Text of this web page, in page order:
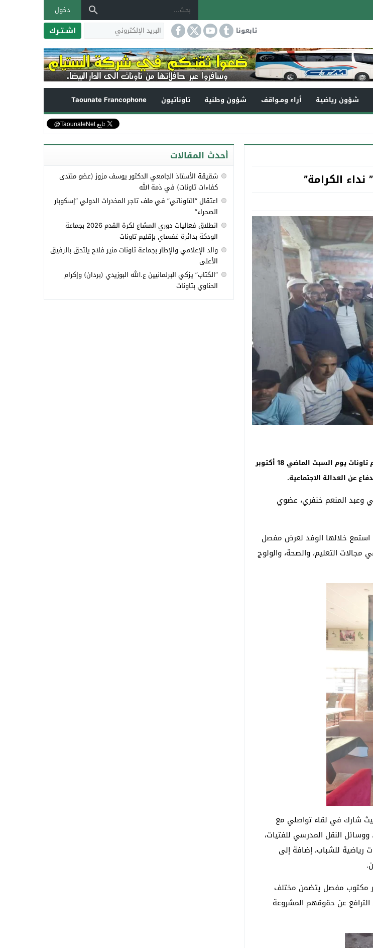
دخول
تابعونا اشـتـرك
شؤون رياضية أراء ومـواقف شؤون وطنية تاوناتيون
Taounate Francophone
في ذمة _
الكرامة”
كريم باجو -تاونات:”تاونات نت”/ – قام وفد من حركة ضمير بزيارة ميدانية إلى إقليم تاونات يوم السبت الماضي 18 أكتوبر
عن العدالة الاجتماعية.
المنعم خنفري، عضوي
استمع خلالها الوفد لعرض مفصل
مجالات التعليم، والصحة، والولوج
شارك في لقاء تواصلي مع
النقل المدرسي للفتيات،
رياضية للشباب، إضافة إلى
مكتوب مفصل يتضمن مختلف
عن حقوقهم المشروعة
أحدث المقالات
شقيقة الأستاذ الجامعي الدكتور يوسف مزوز (عضو منتدى
كفاءات تاونات) في ذمة الله
اعتقال “التاوناتي” في ملف تاجر المخدرات الدولي “إسكوبار
الصحراء”
انطلاق فعاليات دوري المشاع لكرة القدم 2026 بجماعة
الودكة بدائرة غفساي بإقليم تاونات
والد الإعلامي والإطار بجماعة تاونات منير فلاح يلتحق بالرفيق
الأعلى
“الكتاب” يزكي البرلمانيين ع.الله البوزيدي (بردان) وإكرام
الحناوي بتاونات